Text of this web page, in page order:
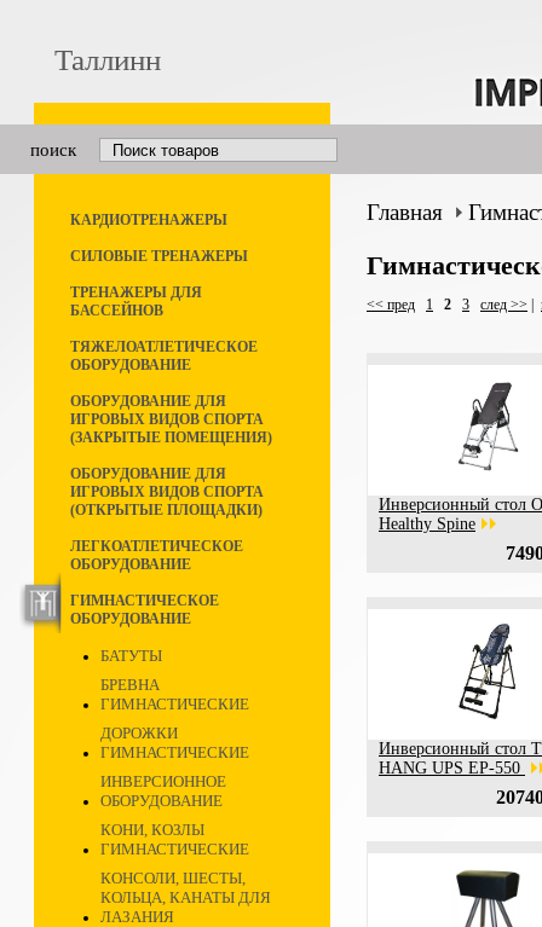
Таллинн
поиск
КАРДИОТРЕНАЖЕРЫ
СИЛОВЫЕ ТРЕНАЖЕРЫ
ТРЕНАЖЕРЫ ДЛЯ
БАССЕЙНОВ
ТЯЖЕЛОАТЛЕТИЧЕСКОЕ
ОБОРУДОВАНИЕ
ОБОРУДОВАНИЕ ДЛЯ
ИГРОВЫХ ВИДОВ СПОРТА
(ЗАКРЫТЫЕ ПОМЕЩЕНИЯ)
ОБОРУДОВАНИЕ ДЛЯ
ИГРОВЫХ ВИДОВ СПОРТА
(ОТКРЫТЫЕ ПЛОЩАДКИ)
ЛЕГКОАТЛЕТИЧЕСКОЕ
ОБОРУДОВАНИЕ
ГИМНАСТИЧЕСКОЕ
ОБОРУДОВАНИЕ
БАТУТЫ
БРЕВНА
ГИМНАСТИЧЕСКИЕ
ДОРОЖКИ
ГИМНАСТИЧЕСКИЕ
ИНВЕРСИОННОЕ
ОБОРУДОВАНИЕ
КОНИ, КОЗЛЫ
ГИМНАСТИЧЕСКИЕ
КОНСОЛИ, ШЕСТЫ,
КОЛЬЦА, КАНАТЫ ДЛЯ
ЛАЗАНИЯ
Главная
<< пред 1 2 3 след >>
Инверсионный стол
Healthy Spine
Инверсионный стол
HANG UPS EР-550